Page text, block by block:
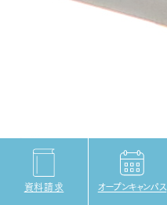
資料請求 オープンキャンパス